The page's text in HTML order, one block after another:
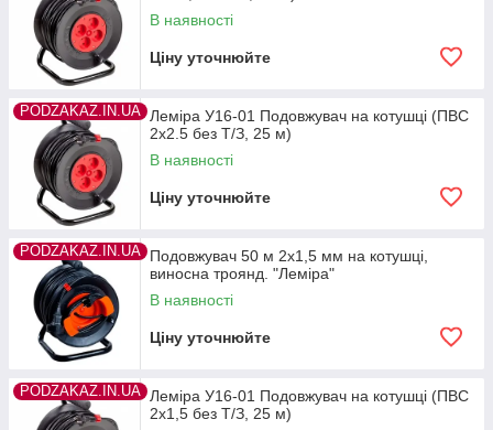
В наявності
Ціну уточнюйте
PODZAKAZ.IN.UA Леміра У16-01 Подовжувач на котушці (ПВС
2х2.5 без Т/З, 25 м)
В наявності
Ціну уточнюйте
PODZAKAZ.IN.UA Подовжувач 50 м 2х1,5 мм на котушці,
виносна троянд. "Леміра"
В наявності
Ціну уточнюйте
PODZAKAZ.IN.UA Леміра У16-01 Подовжувач на котушці (ПВС
2х1,5 без Т/З, 25 м)